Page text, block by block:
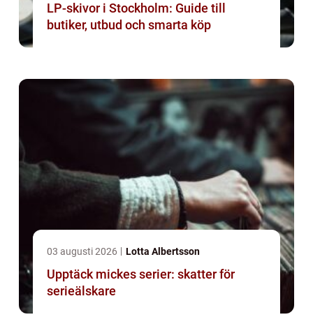
LP-skivor i Stockholm: Guide till
butiker, utbud och smarta köp
03 augusti 2026 Lotta Albertsson
Upptäck mickes serier: skatter för
serieälskare